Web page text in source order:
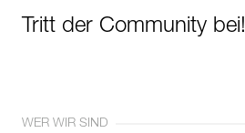
Tritt der Community bei!
WER WIR SIND